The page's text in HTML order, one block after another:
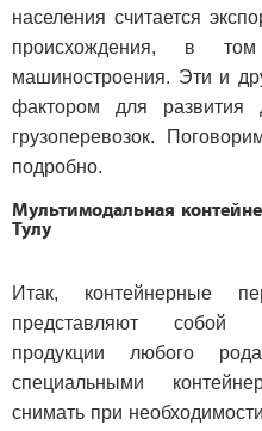
населения считается
происхождения, в
машиностроения. Эти и
фактором для развития
грузоперевозок.
подробно.
Мультимодальная
Тулу
Итак, контейнерные
представляют собой
продукции любого
специальными
снимать при